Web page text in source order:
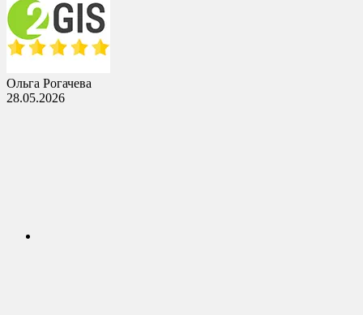
Ольга Рогачева
28.05.2026